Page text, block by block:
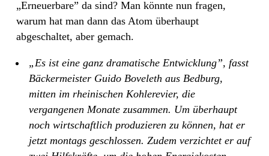
„Erneuerbare” da sind? Man könnte nun fragen,
warum hat man dann das Atom überhaupt
abgeschaltet, aber gemach.
„Es ist eine ganz dramatische Entwicklung”, fasst
Bäckermeister Guido Boveleth aus Bedburg,
mitten im rheinischen Kohlerevier, die
vergangenen Monate zusammen. Um überhaupt
noch wirtschaftlich produzieren zu können, hat er
jetzt montags geschlossen. Zudem verzichtet er auf